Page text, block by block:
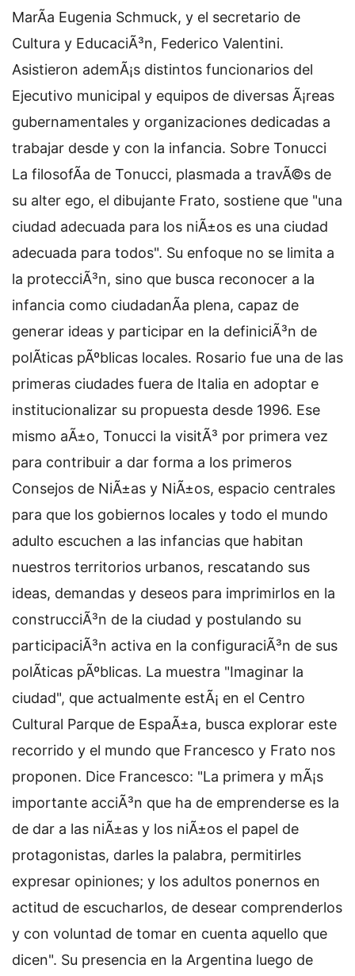
MarÃ­a Eugenia Schmuck, y el secretario de
Cultura y EducaciÃ³n, Federico Valentini.
Asistieron ademÃ¡s distintos funcionarios del
Ejecutivo municipal y equipos de diversas Ã¡reas
gubernamentales y organizaciones dedicadas a
trabajar desde y con la infancia. Sobre Tonucci
La filosofÃ­a de Tonucci, plasmada a travÃ©s de
su alter ego, el dibujante Frato, sostiene que "una
ciudad adecuada para los niÃ±os es una ciudad
adecuada para todos". Su enfoque no se limita a
la protecciÃ³n, sino que busca reconocer a la
infancia como ciudadanÃ­a plena, capaz de
generar ideas y participar en la definiciÃ³n de
polÃ­ticas pÃºblicas locales. Rosario fue una de las
primeras ciudades fuera de Italia en adoptar e
institucionalizar su propuesta desde 1996. Ese
mismo aÃ±o, Tonucci la visitÃ³ por primera vez
para contribuir a dar forma a los primeros
Consejos de NiÃ±as y NiÃ±os, espacio centrales
para que los gobiernos locales y todo el mundo
adulto escuchen a las infancias que habitan
nuestros territorios urbanos, rescatando sus
ideas, demandas y deseos para imprimirlos en la
construcciÃ³n de la ciudad y postulando su
participaciÃ³n activa en la configuraciÃ³n de sus
polÃ­ticas pÃºblicas. La muestra "Imaginar la
ciudad", que actualmente estÃ¡ en el Centro
Cultural Parque de EspaÃ±a, busca explorar este
recorrido y el mundo que Francesco y Frato nos
proponen. Dice Francesco: "La primera y mÃ¡s
importante acciÃ³n que ha de emprenderse es la
de dar a las niÃ±as y los niÃ±os el papel de
protagonistas, darles la palabra, permitirles
expresar opiniones; y los adultos ponernos en
actitud de escucharlos, de desear comprenderlos
y con voluntad de tomar en cuenta aquello que
dicen". Su presencia en la Argentina luego de